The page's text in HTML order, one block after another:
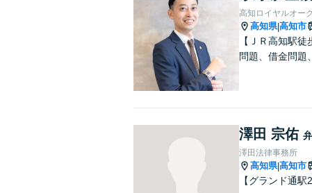
高知ロイヤルオー
高知県|高知市
【ＪＲ高知駅
問題、借金問題
澤田 宗佑
澤田法律事務所
高知県|高知市
【グランド通